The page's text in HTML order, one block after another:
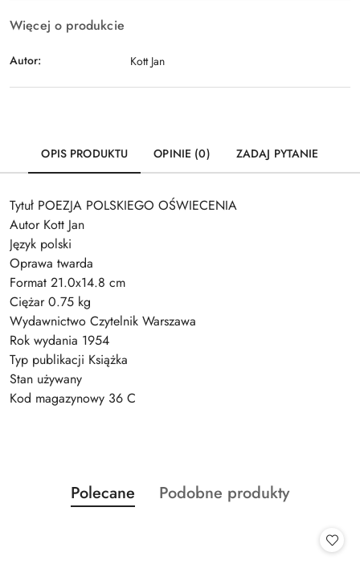
Więcej o produkcie
Autor: Kott Jan
OPIS PRODUKTU OPINIE (0) ZADAJ PYTANIE
Tytuł POEZJA POLSKIEGO OŚWIECENIA
Autor Kott Jan
Język polski
Oprawa twarda
Format 21.0x14.8 cm
Ciężar 0.75 kg
Wydawnictwo Czytelnik Warszawa
Rok wydania 1954
Typ publikacji Książka
Stan używany
Kod magazynowy 36 C
Pomiń karuzelę produktów
Produkty
o
Polecane
Produkty
Podobne produkty